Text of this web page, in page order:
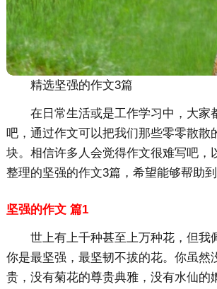
精选坚强的作文3篇
在日常生活或是工作学习中，大家
吧，通过作文可以把我们那些零零散散
块。相信许多人会觉得作文很难写吧，
整理的坚强的作文3篇，希望能够帮助到
坚强的作文 篇1
世上有上千种甚至上万种花，但我
你是最坚强，最坚韧不拔的花。你虽然
贵，没有菊花的尊贵典雅，没有水仙的